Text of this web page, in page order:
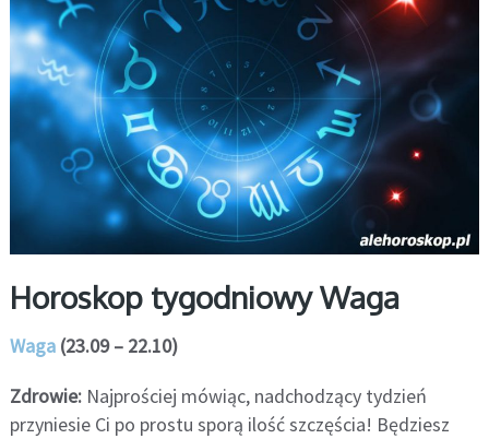
Horoskop tygodniowy Waga
Waga(23.09 – 22.10)
Zdrowie:Najprościej mówiąc, nadchodzący tydzień
przyniesie Ci po prostu sporą ilość szczęścia! Będziesz